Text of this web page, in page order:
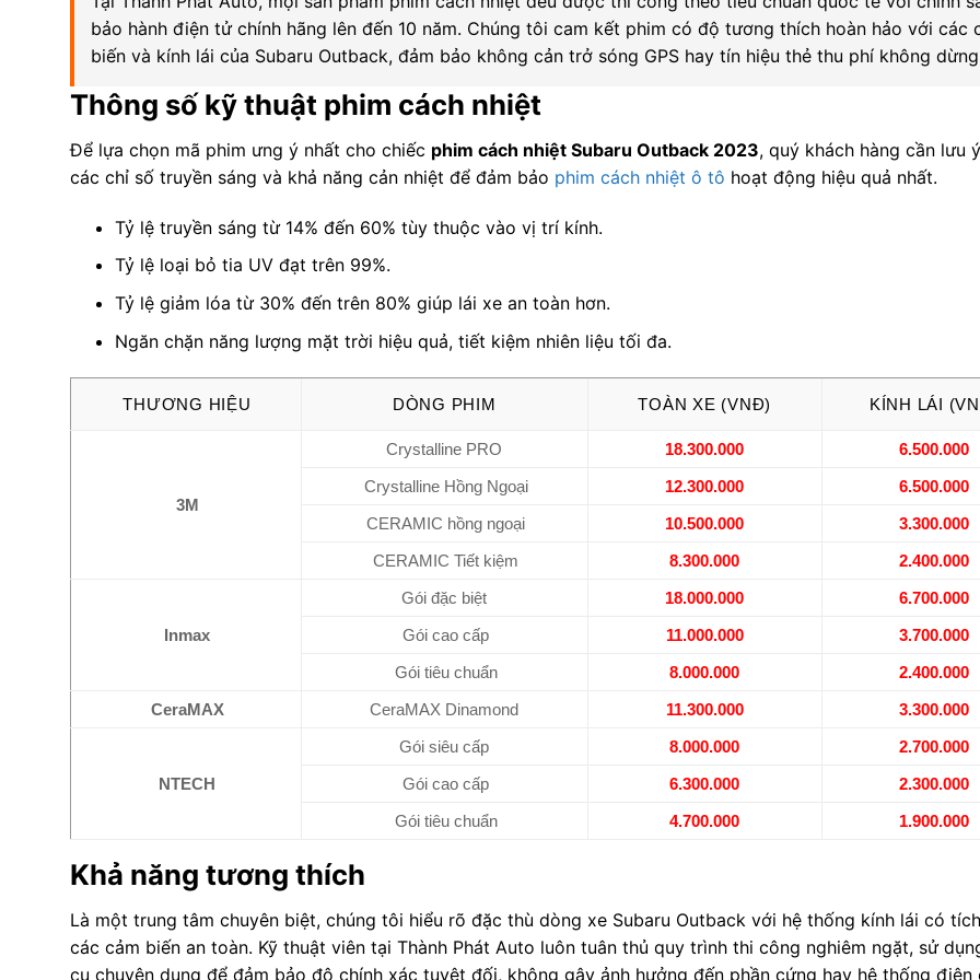
bảo hành điện tử chính hãng lên đến 10 năm. Chúng tôi cam kết phim có độ tương thích hoàn hảo với các
biến và kính lái của Subaru Outback, đảm bảo không cản trở sóng GPS hay tín hiệu thẻ thu phí không
Thông số kỹ thuật phim cách nhiệt
Để lựa chọn mã phim ưng ý nhất cho chiếc phim cách nhiệt Subaru Outback 2023, quý khách hàng cần lưu
các chỉ số truyền sáng và khả năng cản nhiệt để đảm bảo phim cách nhiệt ô tô hoạt động hiệu quả nhất.
Tỷ lệ truyền sáng từ 14% đến 60% tùy thuộc vào vị trí kính.
Tỷ lệ loại bỏ tia UV đạt trên 99%.
Tỷ lệ giảm lóa từ 30% đến trên 80% giúp lái xe an toàn hơn.
Ngăn chặn năng lượng mặt trời hiệu quả, tiết kiệm nhiên liệu tối đa.
THƯƠNG HIỆU DÒNG PHIM TOÀN XE (VNĐ) KÍNH LÁI
3M
Crystalline PRO 18.300.000
6.500.000
Crystalline Hồng Ngoại
12.300.000
6.500.000
CERAMIC hồng ngoại
10.500.000
3.300.000
CERAMIC Tiết kiệm
8.300.000 2.400.000
Inmax
Gói đặc biệt 18.000.000
6.700.000
Gói cao cấp
11.000.000
3.700.000
Gói tiêu chuẩn
8.000.000
2.400.000
CeraMAX
CeraMAX Dinamond 11.300.000 3.300.000
NTECH
Gói siêu cấp 8.000.000
2.700.000
Gói cao cấp
6.300.000
2.300.000
Gói tiêu chuẩn
4.700.000 1.900.000
Khả năng tương thích
Là một trung tâm chuyên biệt, chúng tôi hiểu rõ đặc thù dòng xe Subaru Outback với hệ thống kính lái có
các cảm biến an toàn. Kỹ thuật viên tại Thành Phát Auto luôn tuân thủ quy trình thi công nghiêm ngặt, sử
cụ chuyên dụng để đảm bảo độ chính xác tuyệt đối, không gây ảnh hưởng đến phần cứng hay hệ thống điện